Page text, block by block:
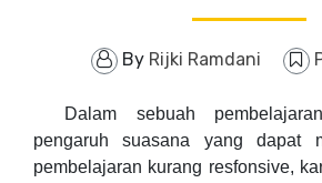
By Rijki Ramdani
Dalam sebuah
pengaruh suasana yang dapat
pembelajaran kurang resfonsive,